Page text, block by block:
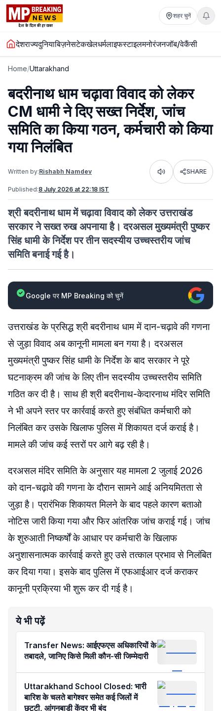
शहर चुनें
देशराज्यदुनियाबिज़नेसटेकखेलधर्मलाइफस्टाइलमनोरंजनजॉब/वेकैंसी
Home/Uttarakhand
बदरीनाथ धाम चढ़ावा विवाद को लेकर
CM धामी ने दिए सख्त निर्देश, जांच
समिति का किया गठन, कर्मचारी को किया
गया निलंबित
Written by:Rishabh Namdev Listen SHARE
Published:8 July 2026 at 22:18 IST
श्री बदरीनाथ धाम में चढ़ावा विवाद को लेकर उत्तराखंड
सरकार ने सख्त रुख अपनाया है। दरअसल मुख्यमंत्री पुष्कर
सिंह धामी के निर्देश पर तीन सदस्यीय उच्चस्तरीय जांच
समिति बनाई गई है।
Google पर MP Breaking को चुनें
उत्तराखंड के प्रसिद्ध श्री बदरीनाथ धाम में दान-चढ़ावे की गणना
से जुड़ा विवाद अब कानूनी मामला बन गया है। दरअसल
मुख्यमंत्री पुष्कर सिंह धामी के निर्देश के बाद सरकार ने पूरे
घटनाक्रम की जांच के लिए तीन सदस्यीय उच्चस्तरीय समिति
गठित कर दी है। साथ ही श्री बदरीनाथ-केदारनाथ मंदिर समिति
ने भी अपने स्तर पर कार्रवाई करते हुए संबंधित कर्मचारी को
निलंबित कर उसके खिलाफ पुलिस में शिकायत दर्ज कराई है।
मामले की जांच कई स्तरों पर आगे बढ़ रही है।
दरअसल मंदिर समिति के अनुसार यह मामला 2 जुलाई 2026
को दान-चढ़ावे की गणना के दौरान सामने आई अनियमितता से
जुड़ा है। प्रारंभिक शिकायत मिलने के बाद पहले कारण बताओ
नोटिस जारी किया गया और फिर आंतरिक जांच कराई गई। जांच
के शुरुआती निष्कर्षों के आधार पर कर्मचारी के खिलाफ
अनुशासनात्मक कार्रवाई करते हुए उसे तत्काल प्रभाव से निलंबित
कर दिया गया। इसके बाद पुलिस में एफआईआर दर्ज कराकर
कानूनी प्रक्रिया भी शुरू कर दी गई है।
ये भी पढ़ें
Transfer News: आईएफएस अधिकारियों के
तबादले, जानिए किसे मिली कौन-सी जिम्मेदारी
Uttarakhand School Closed: भारी
बारिश के चलते बागेश्वर समेत कई जिलों में
छुट्टी, आंगनबाड़ी केंद्र भी बंद